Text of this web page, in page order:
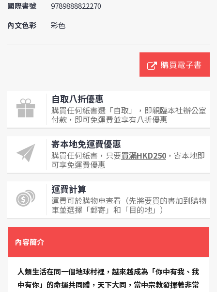
國際書號
9789888822270
內文色彩
彩色
購買電子書
自取八折優惠
購買任何紙書選「自取」，即親臨本社辦公室
付款，即可免運費並享有八折優惠
寄本地免運費優惠
購買任何紙書，只要買滿HKD250 ，寄本地即
可享免運費優惠
運費計算
運費可於購物車查看（先將要買的書加到購物
車並選擇「郵寄」和「目的地」）
內容簡介
人類生活在同一個地球村裡，越來越成為「你中有我、我
中有你」的命運共同體，天下大同，當中宗教發揮著非常